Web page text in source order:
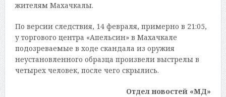
жителям Махачкалы.
По версии следствия, 14 февраля, примерно в 21:05,
у торгового центра «Апельсин» в Махачкале
подозреваемые в ходе скандала из оружия
неустановленного образца произвели выстрелы в
четырех человек, после чего скрылись.
Отдел новостей «МД»